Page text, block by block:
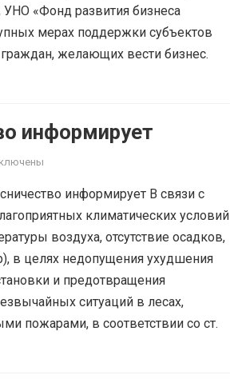
«Фонд развития бизнеса
мерах поддержки субъектов
желающих вести бизнес.
информирует
информирует В связи с
климатических условий
воздуха, отсутствие осадков,
в целях недопущения ухудшения
и предотвращения
ситуаций в лесах,
пожарами, в соответствии со ст.